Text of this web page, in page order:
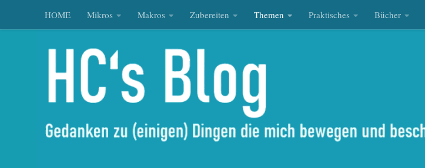
Zum Inhalt springen
HOME Mikros Makros Zubereiten Themen Praktisches Bücher